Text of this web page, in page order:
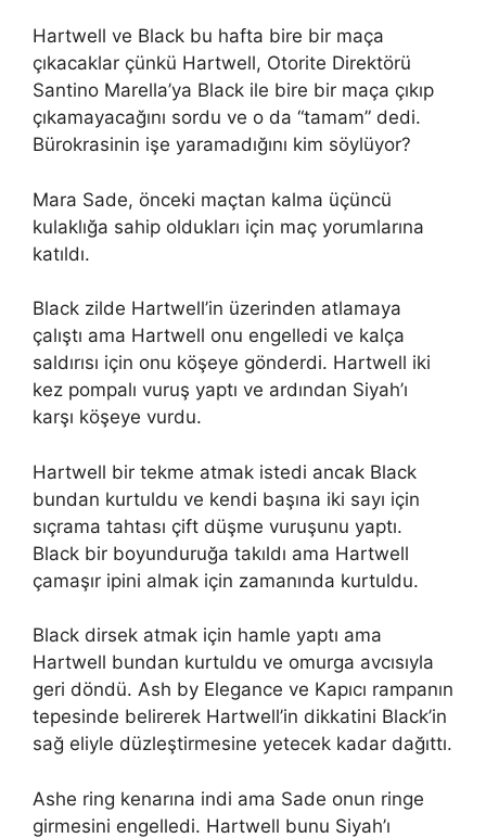
Hartwell ve Black bu hafta bire bir maça
çıkacaklar çünkü Hartwell, Otorite Direktörü
Santino Marella’ya Black ile bire bir maça çıkıp
çıkamayacağını sordu ve o da “tamam” dedi.
Bürokrasinin işe yaramadığını kim söylüyor?
Mara Sade, önceki maçtan kalma üçüncü
kulaklığa sahip oldukları için maç yorumlarına
katıldı.
Black zilde Hartwell’in üzerinden atlamaya
çalıştı ama Hartwell onu engelledi ve kalça
saldırısı için onu köşeye gönderdi. Hartwell iki
kez pompalı vuruş yaptı ve ardından Siyah’ı
karşı köşeye vurdu.
Hartwell bir tekme atmak istedi ancak Black
bundan kurtuldu ve kendi başına iki sayı için
sıçrama tahtası çift düşme vuruşunu yaptı.
Black bir boyunduruğa takıldı ama Hartwell
çamaşır ipini almak için zamanında kurtuldu.
Black dirsek atmak için hamle yaptı ama
Hartwell bundan kurtuldu ve omurga avcısıyla
geri döndü. Ash by Elegance ve Kapıcı rampanın
tepesinde belirerek Hartwell’in dikkatini Black’in
sağ eliyle düzleştirmesine yetecek kadar dağıttı.
Ashe ring kenarına indi ama Sade onun ringe
girmesini engelledi. Hartwell bunu Siyah’ı